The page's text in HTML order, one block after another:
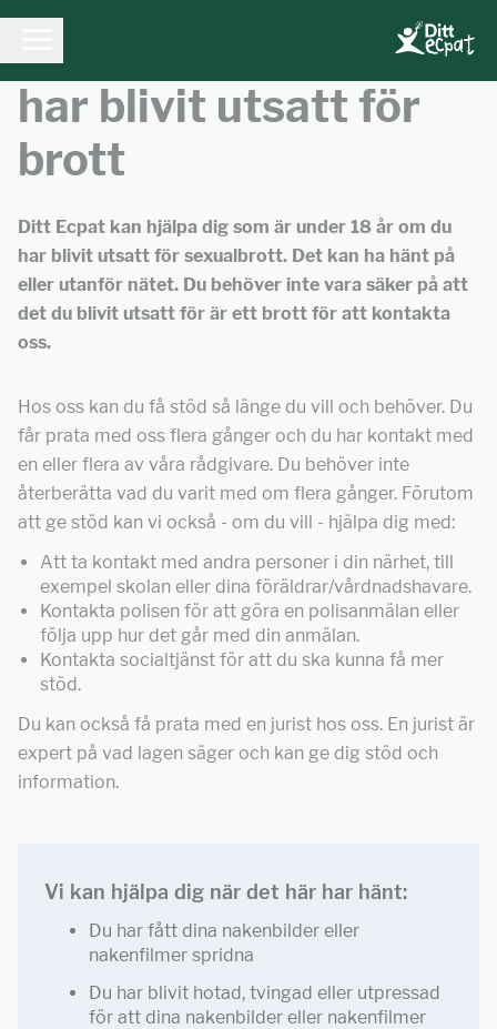
Vi hjälper dig om du
har blivit utsatt för
brott
Ditt Ecpat kan hjälpa dig som är under 18 år om du
har blivit utsatt för sexualbrott. Det kan ha hänt på
eller utanför nätet. Du behöver inte vara säker på att
det du blivit utsatt för är ett brott för att kontakta
oss.
Hos oss kan du få stöd så länge du vill och behöver. Du
får prata med oss flera gånger och du har kontakt med
en eller flera av våra rådgivare. Du behöver inte
återberätta vad du varit med om flera gånger. Förutom
att ge stöd kan vi också - om du vill - hjälpa dig med:
Att ta kontakt med andra personer i din närhet, till
exempel skolan eller dina föräldrar/vårdnadshavare.
Kontakta polisen för att göra en polisanmälan eller
följa upp hur det går med din anmälan.
Kontakta socialtjänst för att du ska kunna få mer
stöd.
Du kan också få prata med en jurist hos oss. En jurist är
expert på vad lagen säger och kan ge dig stöd och
information.
Vi kan hjälpa dig när det här har hänt:
Du har fått dina nakenbilder eller
nakenfilmer spridna
Du har blivit hotad, tvingad eller utpressad
för att dina nakenbilder eller nakenfilmer